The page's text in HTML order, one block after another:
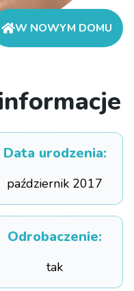
W NOWYM DOMU
Data urodzenia:
październik 2017
Odrobaczenie:
tak